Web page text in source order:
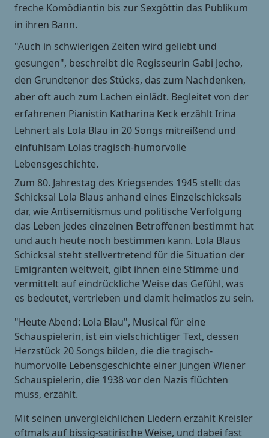
freche Komödiantin bis zur Sexgöttin das Publikum
in ihren Bann.
"Auch in schwierigen Zeiten wird geliebt und
gesungen", beschreibt die Regisseurin Gabi Jecho,
den Grundtenor des Stücks, das zum Nachdenken,
aber oft auch zum Lachen einlädt. Begleitet von der
erfahrenen Pianistin Katharina Keck erzählt Irina
Lehnert als Lola Blau in 20 Songs mitreißend und
einfühlsam Lolas tragisch-humorvolle
Lebensgeschichte.
Zum 80. Jahrestag des Kriegsendes 1945 stellt das
Schicksal Lola Blaus anhand eines Einzelschicksals
dar, wie Antisemitismus und politische Verfolgung
das Leben jedes einzelnen Betroffenen bestimmt hat
und auch heute noch bestimmen kann. Lola Blaus
Schicksal steht stellvertretend für die Situation der
Emigranten weltweit, gibt ihnen eine Stimme und
vermittelt auf eindrückliche Weise das Gefühl, was
es bedeutet, vertrieben und damit heimatlos zu sein.
"Heute Abend: Lola Blau", Musical für eine
Schauspielerin, ist ein vielschichtiger Text, dessen
Herzstück 20 Songs bilden, die die tragisch-
humorvolle Lebensgeschichte einer jungen Wiener
Schauspielerin, die 1938 vor den Nazis flüchten
muss, erzählt.
Mit seinen unvergleichlichen Liedern erzählt Kreisler
oftmals auf bissig-satirische Weise, und dabei fast